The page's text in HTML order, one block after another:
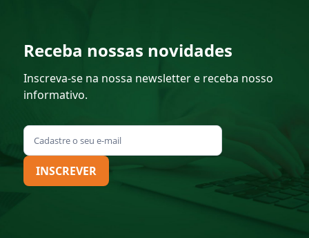
Receba nossas novidades
Inscreva-se na nossa newsletter e receba nosso
informativo.
INSCREVER